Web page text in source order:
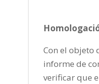
Con el objeto
informe de
verificar que